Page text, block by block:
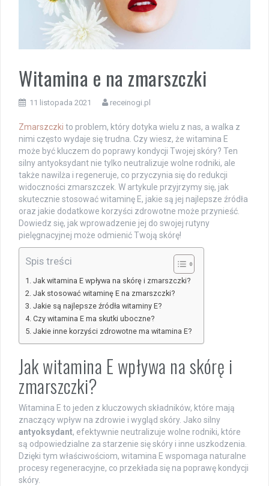
Witamina e na zmarszczki
11 listopada 2021 receinogi.pl
Zmarszczki to problem, który dotyka wielu z nas, a walka z
nimi często wydaje się trudna. Czy wiesz, że witamina E
może być kluczem do poprawy kondycji Twojej skóry? Ten
silny antyoksydant nie tylko neutralizuje wolne rodniki, ale
także nawilża i regeneruje, co przyczynia się do redukcji
widoczności zmarszczek. W artykule przyjrzymy się, jak
skutecznie stosować witaminę E, jakie są jej najlepsze źródła
oraz jakie dodatkowe korzyści zdrowotne może przynieść.
Dowiedz się, jak wprowadzenie jej do swojej rutyny
pielęgnacyjnej może odmienić Twoją skórę!
Spis treści
Jak witamina E wpływa na skórę i zmarszczki?
Jak stosować witaminę E na zmarszczki?
Jakie są najlepsze źródła witaminy E?
Czy witamina E ma skutki uboczne?
Jakie inne korzyści zdrowotne ma witamina E?
Jak witamina E wpływa na skórę i
zmarszczki?
Witamina E to jeden z kluczowych składników, które mają
znaczący wpływ na zdrowie i wygląd skóry. Jako silny
antyoksydant, efektywnie neutralizuje wolne rodniki, które
są odpowiedzialne za starzenie się skóry i inne uszkodzenia.
Dzięki tym właściwościom, witamina E wspomaga naturalne
procesy regeneracyjne, co przekłada się na poprawę kondycji
skóry.